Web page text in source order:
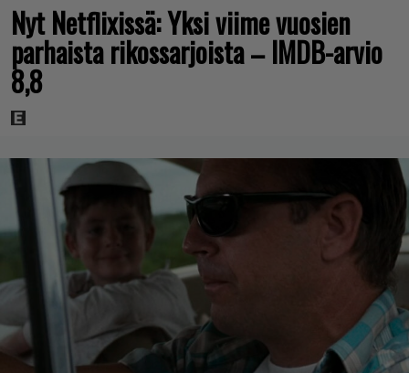
Nyt Netflixissä: Yksi viime vuosien
parhaista rikossarjoista – IMDB-arvio
8,8